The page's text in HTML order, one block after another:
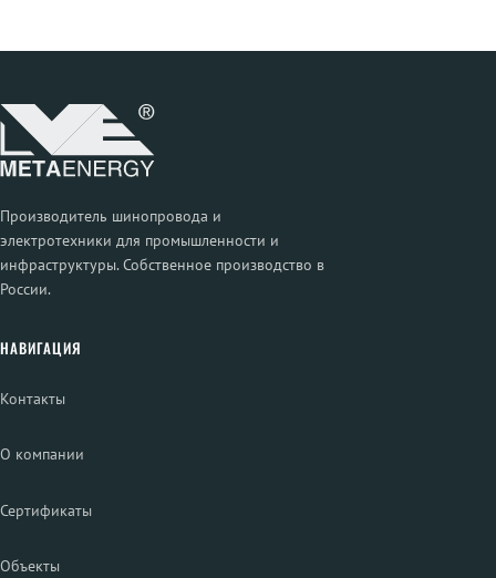
Производитель шинопровода и
электротехники для промышленности и
инфраструктуры. Собственное производство в
России.
НАВИГАЦИЯ
Контакты
О компании
Сертификаты
Объекты